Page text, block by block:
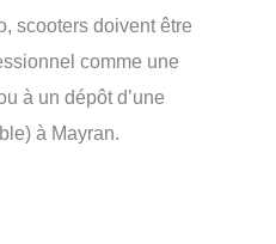
scooters doivent être
comme une
à un dépôt d’une
à Mayran.